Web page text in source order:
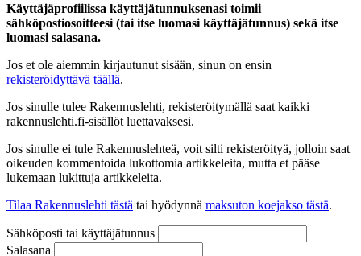
Käyttäjäprofiilissa käyttäjätunnuksenasi toimii
sähköpostiosoitteesi (tai itse luomasi käyttäjätunnus) sekä itse
luomasi salasana.
Jos et ole aiemmin kirjautunut sisään, sinun on ensin
rekisteröidyttävä täällä.
Jos sinulle tulee Rakennuslehti, rekisteröitymällä saat kaikki
rakennuslehti.fi-sisällöt luettavaksesi.
Jos sinulle ei tule Rakennuslehteä, voit silti rekisteröityä, jolloin saat
oikeuden kommentoida lukottomia artikkeleita, mutta et pääse
lukemaan lukittuja artikkeleita.
Tilaa Rakennuslehti tästä tai hyödynnä maksuton koejakso tästä.
Sähköposti tai käyttäjätunnus
Salasana